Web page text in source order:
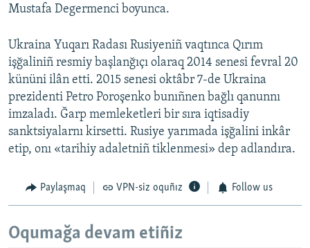
Mustafa Degermenci boyunca.
Ukraina Yuqarı Radası Rusiyeniñ vaqtınca Qırım
işğaliniñ resmiy başlanğıçı olaraq 2014 senesi fevral 20
kününi ilân etti. 2015 senesi oktâbr 7-de Ukraina
prezidenti Petro Poroşenko bunıñnen bağlı qanunnı
imzaladı. Ğarp memleketleri bir sıra iqtisadiy
sanktsiyalarnı kirsetti. Rusiye yarımada işğalini inkâr
etip, onı «tarihiy adaletniñ tiklenmesi» dep adlandıra.
Paylaşmaq VPN-siz oquñız Follow us
Oqumağa devam etiñiz